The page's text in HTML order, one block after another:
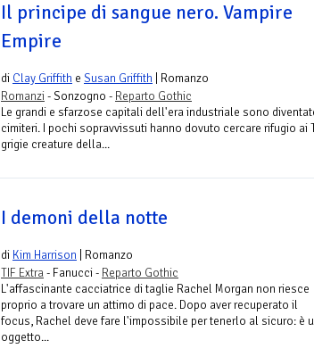
Il principe di sangue nero. Vampire
Empire
di Clay Griffith e Susan Griffith | Romanzo
Romanzi - Sonzogno - Reparto Gothic
Le grandi e sfarzose capitali dell'era industriale sono
cimiteri. I pochi sopravvissuti hanno dovuto cercare rifugio
grigie creature della...
I demoni della notte
di Kim Harrison | Romanzo
TIF Extra- Fanucci - Reparto Gothic
L'affascinante cacciatrice di taglie Rachel Morgan non riesce
proprio a trovare un attimo di pace. Dopo aver recuperato il
focus, Rachel deve fare l'impossibile per tenerlo al sicuro: è
oggetto...